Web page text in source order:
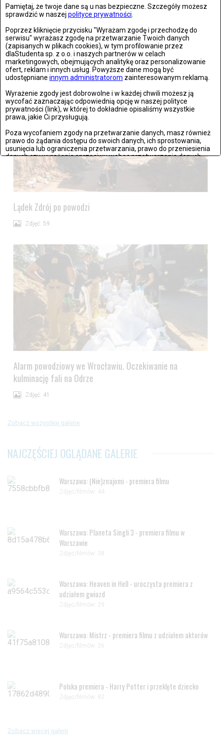
Pamiętaj, że twoje dane są u nas bezpieczne. Szczegóły możesz
sprawdzić w naszej polityce prywatności
Poprzez kliknięcie przycisku "Wyrażam zgodę i przechodzę do
serwisu" wyrażasz zgodę na przetwarzanie Twoich danych
(zapisanych w plikach cookies), w tym profilowanie przez
dlaStudenta sp. z o.o. i naszych partnerów w celach
marketingowych, obejmujących analitykę oraz personalizowanie
ofert, reklam i innych usług. Powyższe dane mogą być
udostępniane innym administratorom zainteresowanym reklamą.
Wyrażenie zgody jest dobrowolne i w każdej chwili możesz ją
wycofać zaznaczając odpowiednią opcję w naszej polityce
prywatności (link), w której to dokładnie opisaliśmy wszystkie
prawa, jakie Ci przysługują.
Poza wycofaniem zgody na przetwarzanie danych, masz również
prawo do żądania dostępu do swoich danych, ich sprostowania,
usunięcia lub ograniczenia przetwarzania, prawo do przeniesienia
danych czy wyrażenia sprzeciwu wobec przetwarzania danych.
Jeżeli nie chcesz wyrazić zgody na przetwarzanie plików cookies,
przejdź doustawień zaawansowanych
Stronie Śląskie w ruinach: skutki niszczycielskiej powodzi
Zdjęć: 25
Lądek Zdrój po powodzi
Zdjęć: 59
Alarm powodziowy we Wrocławiu. Oczekiwanie na
kulminację fali na Odrze
Zdjęć: 41
Zobacz wszystkie galerie
NAJCZĘŚCIEJ OGLĄDANE GALERIE
Warszawa: (Nie)znajomi - premiera filmu
Zdjęc/filmów: 44
Warszawa: Planeta Singli 3 - premiera filmu w
Warszawie
Zdjęc/filmów: 38
Warszawa: Heaven in Hell - uroczysta premiera z
udziałem gwiazd
Zdjęc/filmów: 29
Warszawa: Mistrz - premiera filmu z udziałem aktorów
Zdjęc/filmów: 26
Polska premiera - Harry Potter i przeklęte dziecko
Zdjęc/filmów: 82
Zobacz więcej galerii